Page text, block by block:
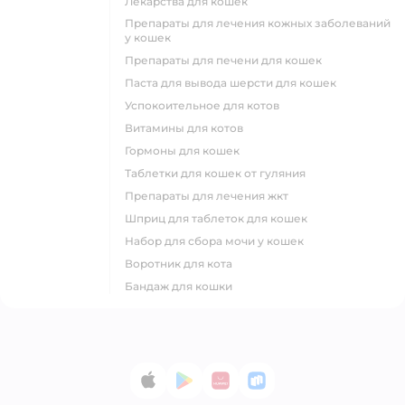
препараты для лечения кожных заболеваний
у кошек
препараты для печени для кошек
паста для вывода шерсти для кошек
успокоительное для котов
витамины для котов
гормоны для кошек
таблетки для кошек от гуляния
препараты для лечения жкт
шприц для таблеток для кошек
набор для сбора мочи у кошек
воротник для кота
бандаж для кошки
App StoreGoogle Play
AppGallery
RuStore